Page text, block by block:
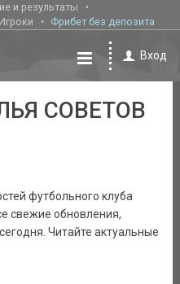
и результаты
Игроки Фрибет без депозита
Вход
СОВЕТОВ
футбольного клуба
свежие обновления,
Читайте актуальные